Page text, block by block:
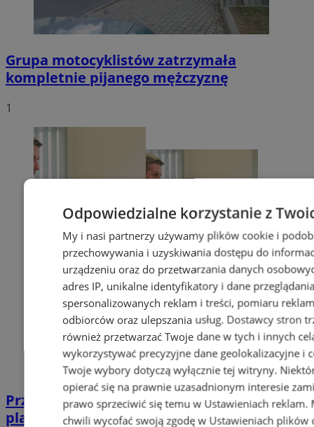
Grupa motocyklistów zatrzymała
kompletnie pijanego mężczyznę
1
Przyszłość Wodzisławia Śląskiego:
planowane inwestycje na 2025 rok
Odpowiedzialne korzystanie z
My i nasi partnerzy używamy plików cookie i
przechowywania i uzyskiwania dostępu do
urządzeniu oraz do przetwarzania danych
adres IP, unikalne identyfikatory i dane
spersonalizowanych reklam i treści, pomiaru
odbiorców oraz ulepszania usług. Dostawcy stron
również przetwarzać Twoje dane w tych i innych
wykorzystywać precyzyjne dane geolokalizacyjne i
Twoje wybory dotyczą wyłącznie tej witryny.
opierać się na prawnie uzasadnionym interesie
prawo sprzeciwić się temu w Ustawieniach reklam.
chwili wycofać swoją zgodę w Ustawieniach plików